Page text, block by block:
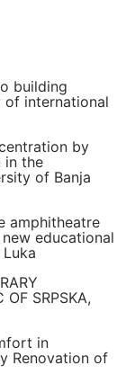
building
of international
by
in the
of Banja
amphitheatre
educational
OF SRPSKA,
in
Renovation of